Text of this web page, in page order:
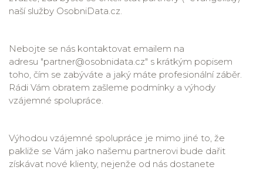
naší služby OsobniData.cz.
Nebojte se nás kontaktovat emailem na
adresu "partner@osobnidata.cz" s krátkým popisem
toho, čím se zabýváte a jaký máte profesionální záběr.
Rádi Vám obratem zašleme podmínky a výhody
vzájemné spolupráce.
Výhodou vzájemné spolupráce je mimo jiné to, že
pakliže se Vám jako našemu partnerovi bude dařit
získávat nové klienty, nejenže od nás dostanete